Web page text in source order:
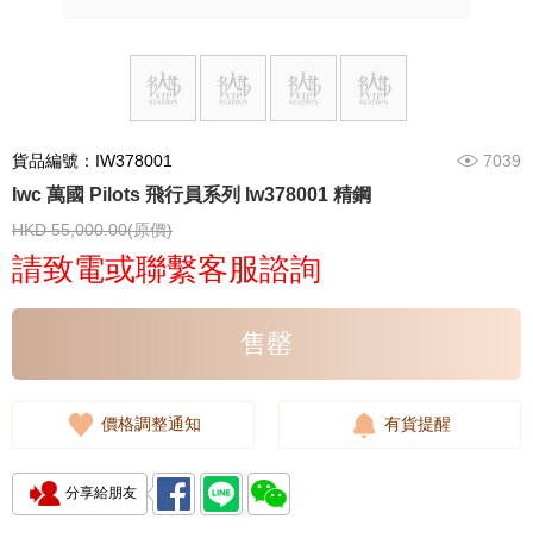
貨品編號：IW378001 7039
Iwc 萬國 Pilots 飛行員系列 Iw378001 精鋼
HKD 55,000.00(原價)
請致電或聯繫客服諮詢
售罄
價格調整通知 有貨提醒
分享給朋友